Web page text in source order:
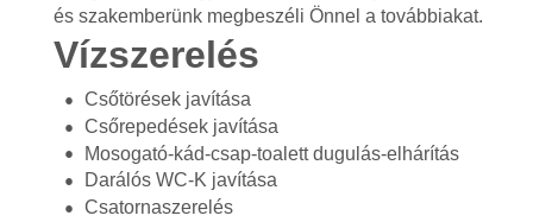
és szakemberünk megbeszéli Önnel a továbbiakat.
Vízszerelés
Csőtörések javítása
Csőrepedések javítása
Mosogató-kád-csap-toalett dugulás-elhárítás
Darálós WC-K javítása
Csatornaszerelés